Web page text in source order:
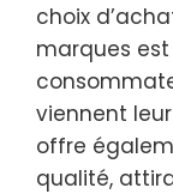
choix
marques est
viennent
offre
qualité,